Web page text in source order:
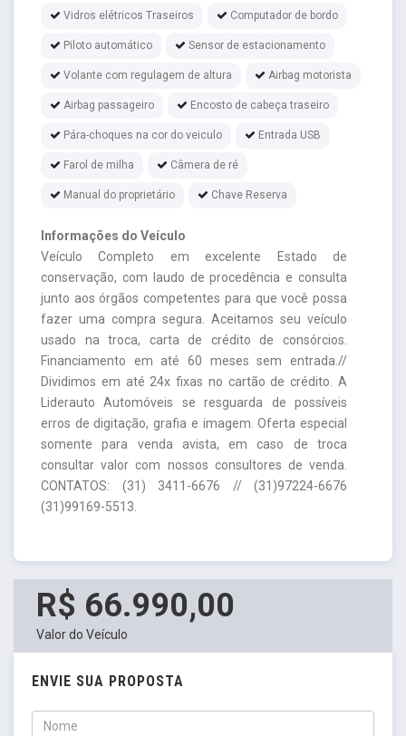
Vidros elétricos Traseiros Computador de bordo
Piloto automático Sensor de estacionamento
Volante com regulagem de altura Airbag motorista
Airbag passageiro Encosto de cabeça traseiro
Pára-choques na cor do veiculo Entrada USB
Farol de milha Câmera de ré
Manual do proprietário Chave Reserva
Informações do Veículo
Veículo Completo em excelente Estado de
conservação, com laudo de procedência e consulta
junto aos órgãos competentes para que você possa
fazer uma compra segura. Aceitamos seu veículo
usado na troca, carta de crédito de consórcios.
Financiamento em até 60 meses sem entrada.//
Dividimos em até 24x fixas no cartão de crédito. A
Liderauto Automóveis se resguarda de possíveis
erros de digitação, grafia e imagem. Oferta especial
somente para venda avista, em caso de troca
consultar valor com nossos consultores de venda.
CONTATOS: (31) 3411-6676 // (31)97224-6676
(31)99169-5513.
R$ 66.990,00
Valor do Veículo
ENVIE SUA PROPOSTA